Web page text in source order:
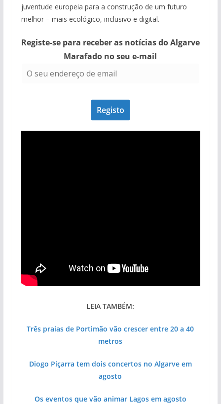
juventude europeia para a construção de um futuro
melhor – mais ecológico, inclusivo e digital.
Registe-se para receber as notícias do Algarve
Marafado no seu e-mail
LEIA TAMBÉM:
Três praias de Portimão vão crescer entre 20 a 40
metros
Diogo Piçarra tem dois concertos no Algarve em
agosto
Os eventos que vão animar Lagos em agosto